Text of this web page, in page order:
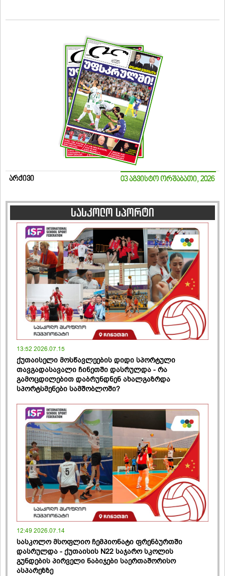
არქივი 03 აგვისტო ორშაბათი, 2026
სასკოლო სპორტი
13:52 2026.07.15
ქუთაისელი მოსწავლეების დიდი სპორტული
თავგადასავალი ჩინეთში დასრულდა - რა
გამოცდილებით დაბრუნდნენ ახალგაზრდა
სპორტსმენები სამშობლოში?
12:49 2026.07.14
სასკოლო მსოფლიო ჩემპიონატი ფრენბურთში
დასრულდა - ქუთაისის N22 საჯარო სკოლის
გუნდების პირველი ნაბიჯები საერთაშორისო
ასპარეზზე